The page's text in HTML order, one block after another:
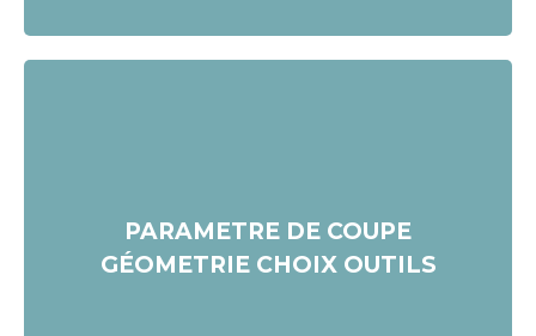
PARAMETRE DE COUPE
GÉOMETRIE CHOIX OUTILS
Postuler